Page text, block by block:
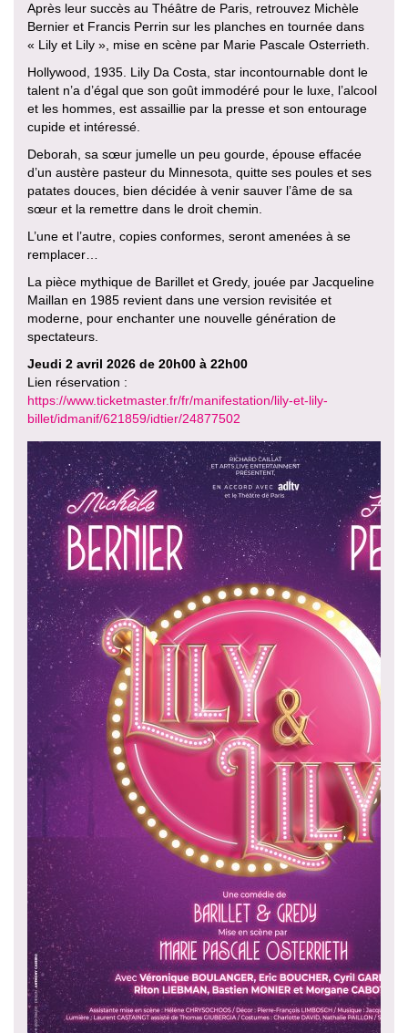
Après leur succès au Théâtre de Paris, retrouvez Michèle
Bernier et Francis Perrin sur les planches en tournée dans
« Lily et Lily », mise en scène par Marie Pascale Osterrieth.
Hollywood, 1935. Lily Da Costa, star incontournable dont le
talent n’a d’égal que son goût immodéré pour le luxe, l’alcool
et les hommes, est assaillie par la presse et son entourage
cupide et intéressé.
Deborah, sa sœur jumelle un peu gourde, épouse effacée
d’un austère pasteur du Minnesota, quitte ses poules et ses
patates douces, bien décidée à venir sauver l’âme de sa
sœur et la remettre dans le droit chemin.
L’une et l’autre, copies conformes, seront amenées à se
remplacer…
La pièce mythique de Barillet et Gredy, jouée par Jacqueline
Maillan en 1985 revient dans une version revisitée et
moderne, pour enchanter une nouvelle génération de
spectateurs.
Jeudi 2 avril 2026 de 20h00 à 22h00
Lien réservation :
https://www.ticketmaster.fr/fr/manifestation/lily-et-lily-
billet/idmanif/621859/idtier/24877502